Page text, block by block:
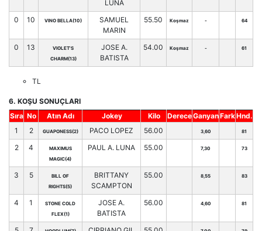
LUNA
0 10 VINO BELLA(10)
SAMUEL
MARIN
55.50 Koşmaz - 64
0 13
VIOLET'S
CHARM(13)
JOSE A.
BATISTA
54.00 Koşmaz - 61
TL
6. KOŞU SONUÇLARI
Sıra No Atın Adı Jokey Kilo DereceGanyanFarkHnd.
1
2 GUAPONESS(2) PACO LOPEZ 56.00 3,60 81
2 4
MAXIMUS
MAGIC(4)
PAUL A. LUNA 55.00 7,30 73
3 5
BILL OF
RIGHTS(5)
BRITTANY
SCAMPTON
55.00 8,55 83
4 1
STONE COLD
FLEX(1)
JOSE A.
BATISTA
56.00 4,60 81